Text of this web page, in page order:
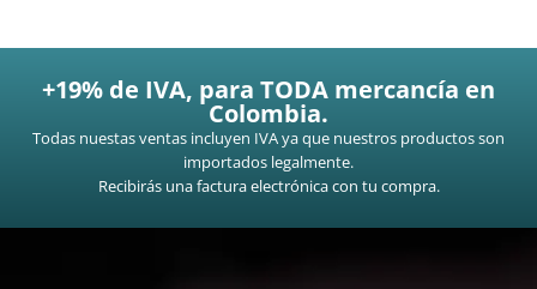
+19% de IVA, para TODA mercancía en
Colombia.
Todas nuestas ventas incluyen IVA ya que nuestros productos son
importados legalmente.
Recibirás una factura electrónica con tu compra.